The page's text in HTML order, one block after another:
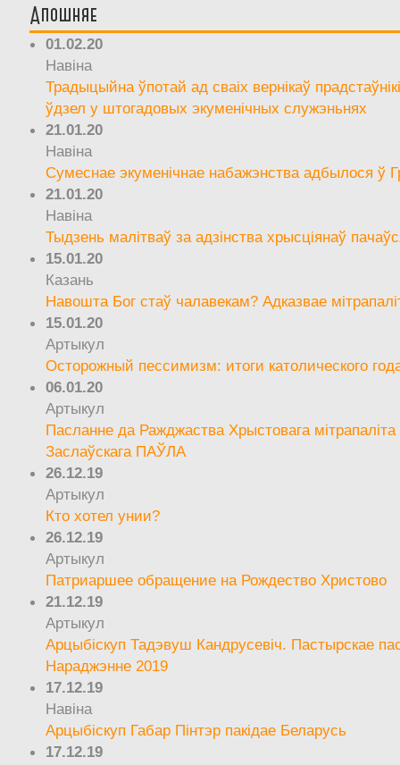
Апошняе
01.02.20
Навіна
Традыцыйна ўпотай ад сваіх вернікаў
ўдзел у штогадовых экуменічных служэньнях
21.01.20
Навіна
Сумеснае экуменічнае набажэнства адбылося ў
21.01.20
Навіна
Тыдзень малітваў за адзінства хрысціянаў
15.01.20
Казань
Навошта Бог стаў чалавекам? Адказвае
15.01.20
Артыкул
Осторожный пессимизм: итоги католического
06.01.20
Артыкул
Пасланне да Ражджаства Хрыстовага мітрапаліта
Заслаўскага ПАЎЛА
26.12.19
Артыкул
Кто хотел унии?
26.12.19
Артыкул
Патриаршее обращение на Рождество Христово
21.12.19
Артыкул
Арцыбіскуп Тадэвуш Кандрусевіч. Пастырскае
Нараджэнне 2019
17.12.19
Навіна
Арцыбіскуп Габар Пінтэр пакідае Беларусь
17.12.19